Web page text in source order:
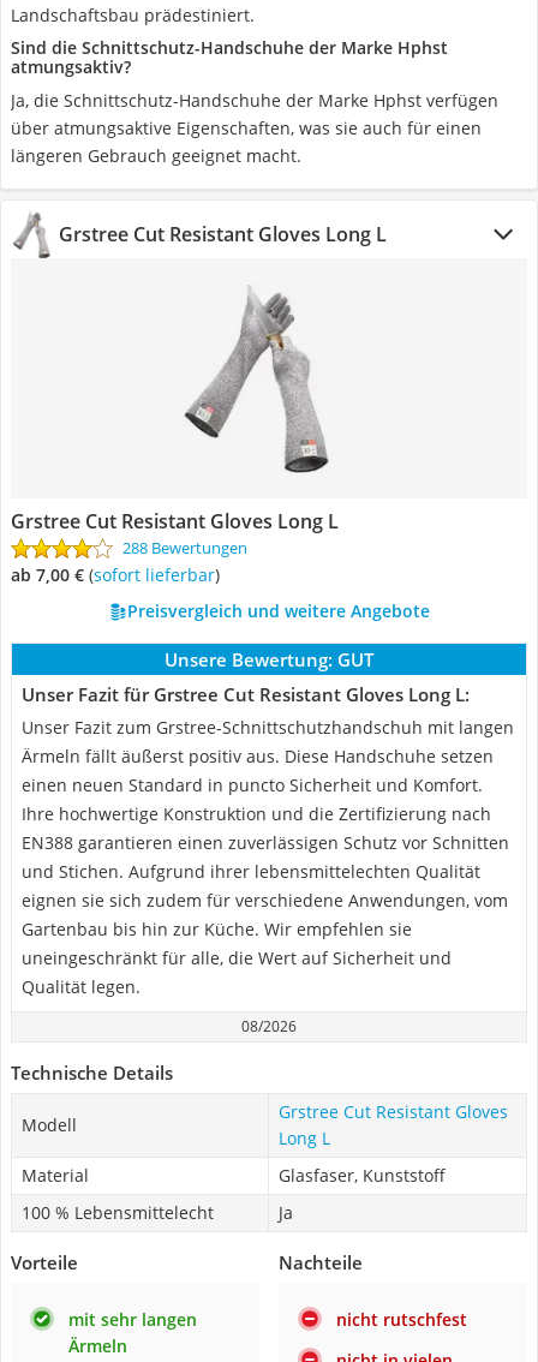
Landschaftsbau prädestiniert.
Sind die Schnittschutz-Handschuhe der Marke Hphst
atmungsaktiv?
Ja, die Schnittschutz-Handschuhe der Marke Hphst verfügen
über atmungsaktive Eigenschaften, was sie auch für einen
längeren Gebrauch geeignet macht.
Grstree ‎Cut Resistant Gloves Long L
Grstree ‎Cut Resistant Gloves Long L
288 Bewertungen
ab 7,00 € ( Sofort lieferbar)
Preisvergleich und weitere Angebote
Unsere Bewertung: GUT
Unser Fazit für Grstree ‎Cut Resistant Gloves Long L:
Unser Fazit zum Grstree-Schnittschutzhandschuh mit langen
Ärmeln fällt äußerst positiv aus. Diese Handschuhe setzen
einen neuen Standard in puncto Sicherheit und Komfort.
Ihre hochwertige Konstruktion und die Zertifizierung nach
EN388 garantieren einen zuverlässigen Schutz vor Schnitten
und Stichen. Aufgrund ihrer lebensmittelechten Qualität
eignen sie sich zudem für verschiedene Anwendungen, vom
Gartenbau bis hin zur Küche. Wir empfehlen sie
uneingeschränkt für alle, die Wert auf Sicherheit und
Qualität legen.
08/2026
Technische Details
Modell
Grstree ‎Cut Resistant Gloves
Long L
Material
Glasfaser, Kunststoff
100 % Lebensmittelecht
Ja
Vorteile
mit sehr langen
Ärmeln
Nachteile
nicht rutschfest